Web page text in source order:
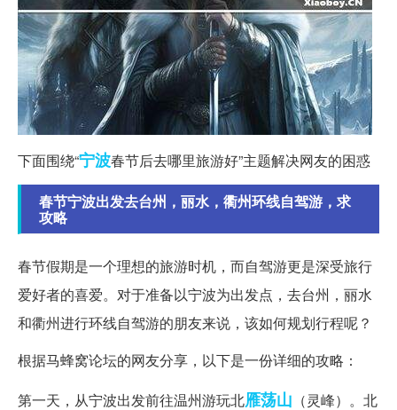
下面围绕“宁波春节后去哪里旅游好”主题解决网友的困惑
春节宁波出发去台州，丽水，衢州环线自驾游，求
攻略
春节假期是一个理想的旅游时机，而自驾游更是深受旅行
爱好者的喜爱。对于准备以宁波为出发点，去台州，丽水
和衢州进行环线自驾游的朋友来说，该如何规划行程呢？
根据马蜂窝论坛的网友分享，以下是一份详细的攻略：
第一天，从宁波出发前往温州游玩北雁荡山 （灵峰）。北